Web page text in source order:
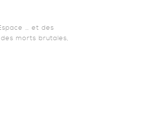
… et des
morts brutales,